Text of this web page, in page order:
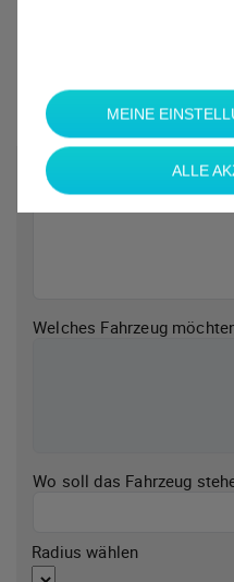
Welche Marke möchten
Welches Fahrzeug
Wo soll das Fahrzeug
Radius wählen
MEINE
ALLE